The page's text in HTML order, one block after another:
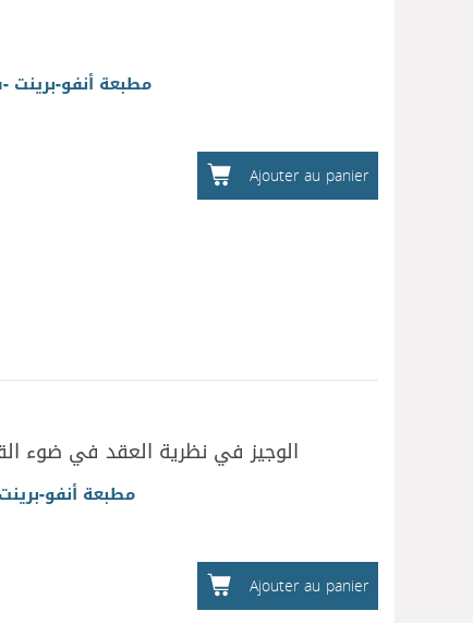
مطبعة أنفو-
Ajouter au panier
الوجيز في نظرية العقد في ضوء
مطبعة أنفو-
Ajouter au panier